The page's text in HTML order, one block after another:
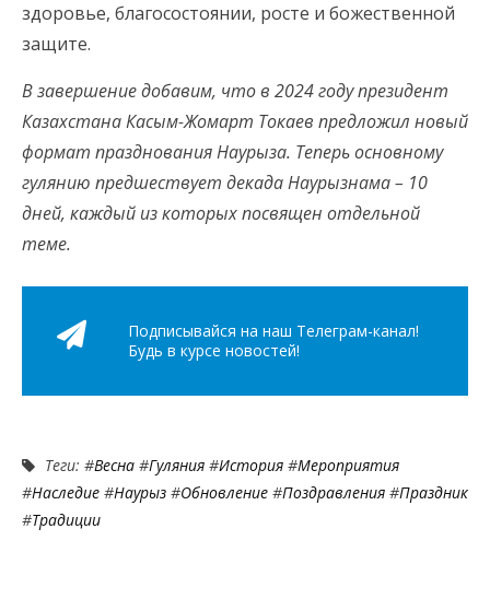
здоровье, благосостоянии, росте и божественной
защите.
В завершение добавим, что в 2024 году президент
Казахстана Касым-Жомарт Токаев предложил новый
формат празднования Наурыза. Теперь основному
гулянию предшествует декада Наурызнама – 10
дней, каждый из которых посвящен отдельной
теме.
Подписывайся на наш Телеграм-канал!
Будь в курсе новостей!
Теги: #Весна #Гуляния #История #Мероприятия
#Наследие #Наурыз #Обновление #Поздравления #Праздник
#Традиции